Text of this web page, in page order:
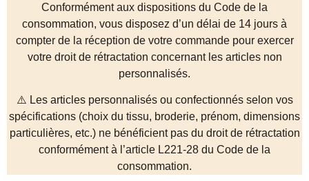
Conformément aux dispositions du Code de la
consommation, vous disposez d’un délai de 14 jours à
compter de la réception de votre commande pour exercer
votre droit de rétractation concernant les articles non
personnalisés.
⚠️ Les articles personnalisés ou confectionnés selon vos
spécifications (choix du tissu, broderie, prénom, dimensions
particulières, etc.) ne bénéficient pas du droit de rétractation
conformément à l’article L221-28 du Code de la
consommation.